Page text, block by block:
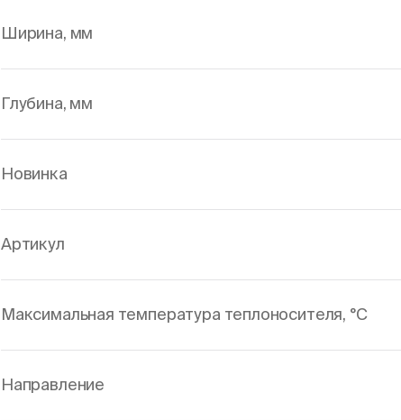
Ширина, мм
Глубина, мм
Новинка
Артикул
Максимальная температура теплоносителя, °С
Направление